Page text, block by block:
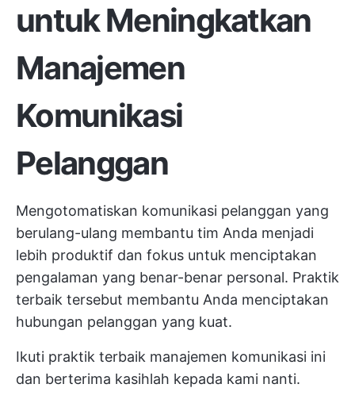
untuk Meningkatkan
Manajemen
Komunikasi
Pelanggan
Mengotomatiskan komunikasi pelanggan yang
berulang-ulang membantu tim Anda menjadi
lebih produktif dan fokus untuk menciptakan
pengalaman yang benar-benar personal. Praktik
terbaik tersebut membantu Anda menciptakan
hubungan pelanggan yang kuat.
Ikuti praktik terbaik manajemen komunikasi ini
dan berterima kasihlah kepada kami nanti.